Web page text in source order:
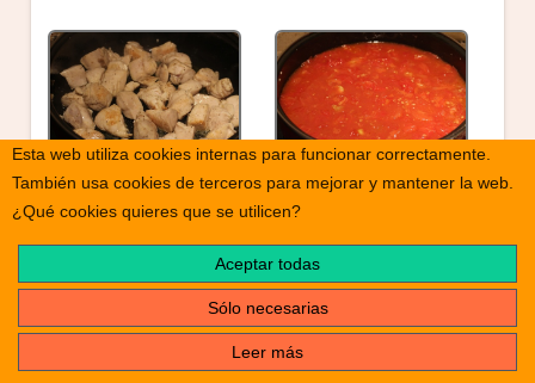
print
Esta web utiliza cookies internas para funcionar correctamente.
También usa cookies de terceros para mejorar y mantener la web.
¿Qué cookies quieres que se utilicen?
Aceptar todas
Sólo necesarias
Leer más